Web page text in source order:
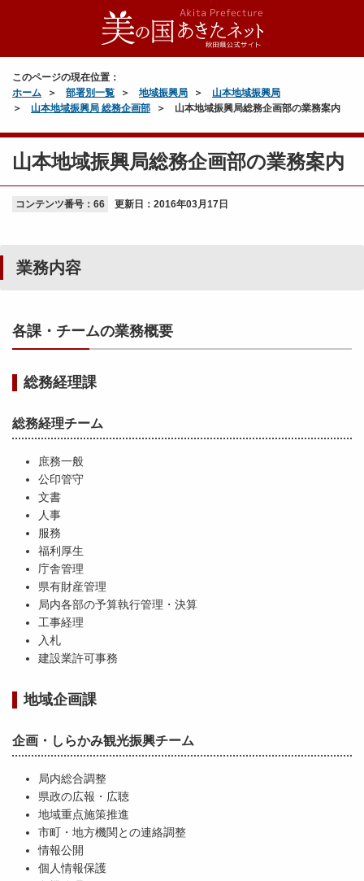
このページの現在位置：
ホーム
部署別一覧 地域振興局
山本地域振興局
山本地域振興局 総務企画部
山本地域振興局総務企画部の業務案内
山本地域振興局総務企画部の業務案内
コンテンツ番号：66 更新日： 2016年03月17日
業務内容
各課・チームの業務概要
総務経理課
総務経理チーム
庶務一般
公印管守
文書
人事
服務
福利厚生
庁舎管理
県有財産管理
局内各部の予算執行管理・決算
工事経理
入札
建設業許可事務
地域企画課
企画・しらかみ観光振興チーム
局内総合調整
県政の広報・広聴
地域重点施策推進
市町・地方機関との連絡調整
情報公開
個人情報保護